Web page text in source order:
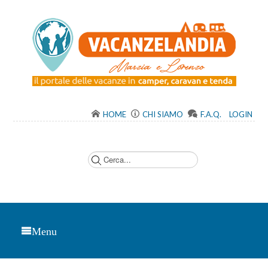
HOME CHI SIAMO F.A.Q. LOGIN
Menu